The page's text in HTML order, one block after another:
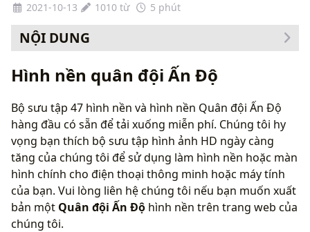
2021-10-13
1010 từ 5 phút
NỘI DUNG
Cách thay đổi hình nền của bạn
Hình nền quân đội Ấn Độ
Bộ sưu tập 47 hình nền và hình nền Quân đội Ấn Độ
hàng đầu có sẵn để tải xuống miễn phí. Chúng tôi hy
vọng bạn thích bộ sưu tập hình ảnh HD ngày càng
tăng của chúng tôi để sử dụng làm hình nền hoặc màn
hình chính cho điện thoại thông minh hoặc máy tính
của bạn. Vui lòng liên hệ chúng tôi nếu bạn muốn xuất
bản một Quân đội Ấn Độ hình nền trên trang web của
chúng tôi.